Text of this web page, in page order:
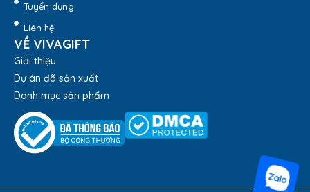
Đồng Hồ Treo Tường Mỏ Neo DH-B108 – Quà tặng Viva
Tuyển dụng
Liên hệ
VỀ VIVAGIFT
Giới thiệu
Dự án đã sản xuất
Danh mục sản phẩm